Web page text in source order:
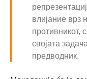
влијание врз
противникот,
својата
предводник.